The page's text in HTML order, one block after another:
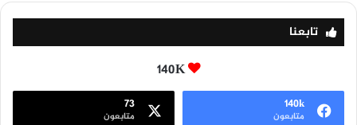
تابعنا
140K
140k
متابعون
73
متابعون